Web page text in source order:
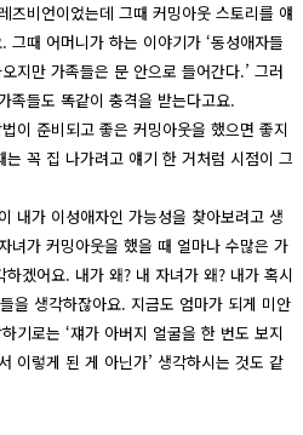
즈비언이었는데 그때 커밍아웃 스토리를 얘
그때 어머니가 하는 이야기가 ‘동성애자들
지만 가족들은 문 안으로 들어간다.’ 그러
족들도 똑같이 충격을 받는다고요.
이 준비되고 좋은 커밍아웃을 했으면 좋지
꼭 집 나가려고 얘기 한 거처럼 시점이 그
내가 이성애자인 가능성을 찾아보려고 생
녀가 커밍아웃을 했을 때 얼마나 수많은 가
겠어요. 내가 왜? 내 자녀가 왜? 내가 혹시
을 생각하잖아요. 지금도 엄마가 되게 미안
기로는 ‘쟤가 아버지 얼굴을 한 번도 보지
이렇게 된 게 아닌가’ 생각하시는 것도 같